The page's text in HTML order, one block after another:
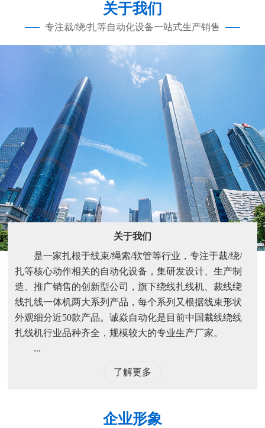
关于我们
专注裁/绕/扎等自动化设备一站式生产销售
关于我们
是一家扎根于线束/绳索/软管等行业，专注于裁/绕/
扎等核心动作相关的自动化设备，集研发设计、生产制
造、推广销售的创新型公司，旗下绕线扎线机、裁线绕
线扎线一体机两大系列产品，每个系列又根据线束形状
外观细分近50款产品。诚焱自动化是目前中国裁线绕线
扎线机行业品种齐全，规模较大的专业生产厂家。
...
了解更多
企业形象